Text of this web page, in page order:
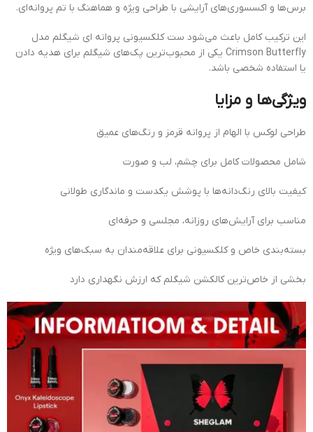
برس‌ها و اکسسوری‌های آرایشی با طراحی ویژه و هماهنگ با تم پروانه‌ای.
این ترکیب کامل باعث می‌شود ست کلکسیونی پروانه ای شیگلم مدل
Crimson Butterfly یکی از محبوب‌ترین پک‌های شیگلم برای هدیه دادن
یا استفاده شخصی باشد.
ویژگی‌ها و مزایا
طراحی لوکس با الهام از پروانه قرمز و رنگ‌های عمیق
شامل محصولات کامل برای چشم، لب و صورت
کیفیت بالای رنگ‌دانه‌ها با پوشش یکدست و ماندگاری طولانی
مناسب برای آرایش‌های روزانه، مجلسی و حرفه‌ای
بسته‌بندی خاص و کلکسیونی برای علاقه‌مندان به سبک‌های ویژه
بخشی از خاص‌ترین کالکشن شیگلم که ارزش نگهداری دارد